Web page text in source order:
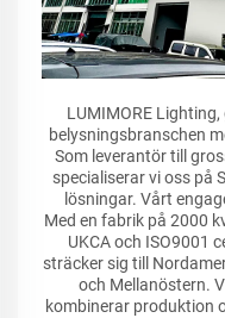
LUMIMORE
belysningsbranschen
Som leverantör till
specialiserar vi oss på
lösningar. Vårt
Med en fabrik på 2000
UKCA och ISO9001
sträcker sig till
och Mellanöstern.
kombinerar produktion